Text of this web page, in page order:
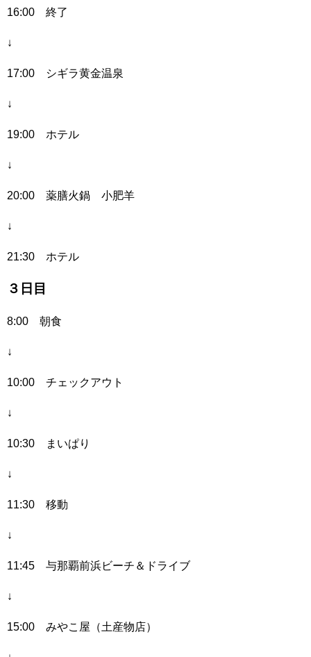
16:00 終了
↓
17:00 シギラ黄金温泉
↓
19:00 ホテル
↓
20:00 薬膳火鍋 小肥羊
↓
21:30 ホテル
３日目
8:00 朝食
↓
10:00 チェックアウト
↓
10:30 まいぱり
↓
11:30 移動
↓
11:45 与那覇前浜ビーチ＆ドライブ
↓
15:00 みやこ屋（土産物店）